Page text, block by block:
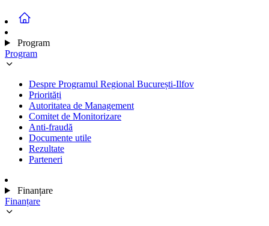
Program
Program
Despre Programul Regional București-Ilfov
Priorități
Autoritatea de Management
Comitet de Monitorizare
Anti-fraudă
Documente utile
Rezultate
Parteneri
Finanțare
Finanțare